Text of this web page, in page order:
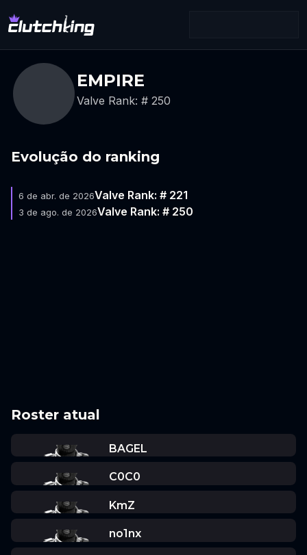
EMPIRE
Valve Rank: # 250
Evolução do ranking
6 de abr. de 2026Valve Rank: # 221
3 de ago. de 2026Valve Rank: # 250
Roster atual
BAGEL
C0C0
KmZ
no1nx